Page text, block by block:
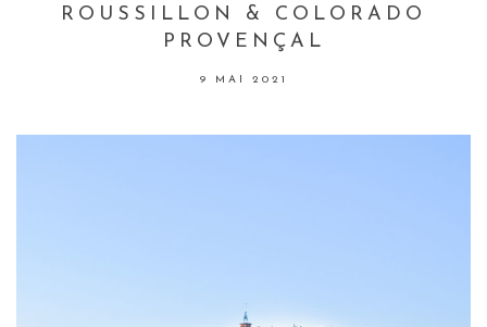
ROUSSILLON & COLORADO
PROVENÇAL
9 MAI 2021